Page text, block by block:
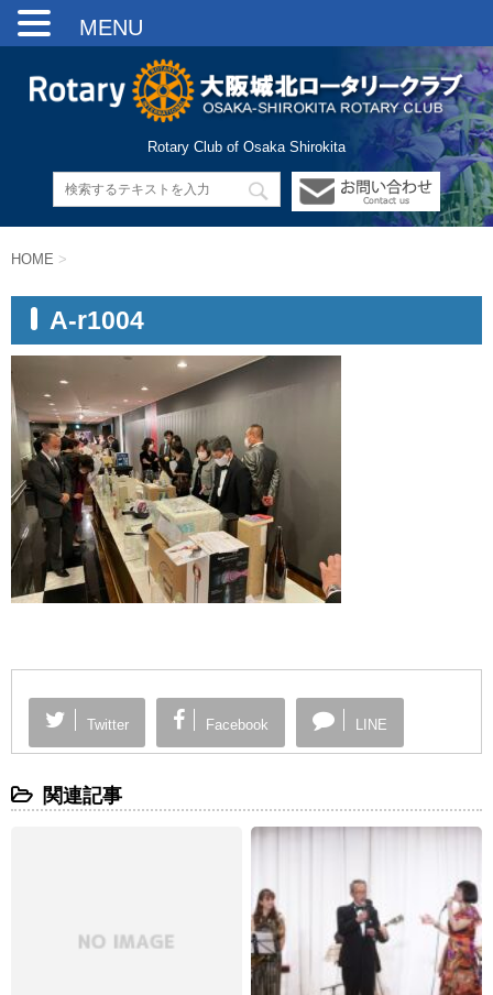
Rotary Club of Osaka Shirokita
HOME >
A-r1004
Twitter Facebook LINE
関連記事
MENU